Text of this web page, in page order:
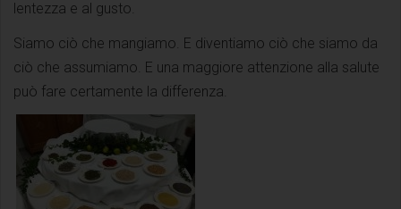
lentezza e al gusto.
Siamo ciò che mangiamo. E diventiamo ciò che siamo da
ciò che assumiamo. E una maggiore attenzione alla salute
può fare certamente la differenza.